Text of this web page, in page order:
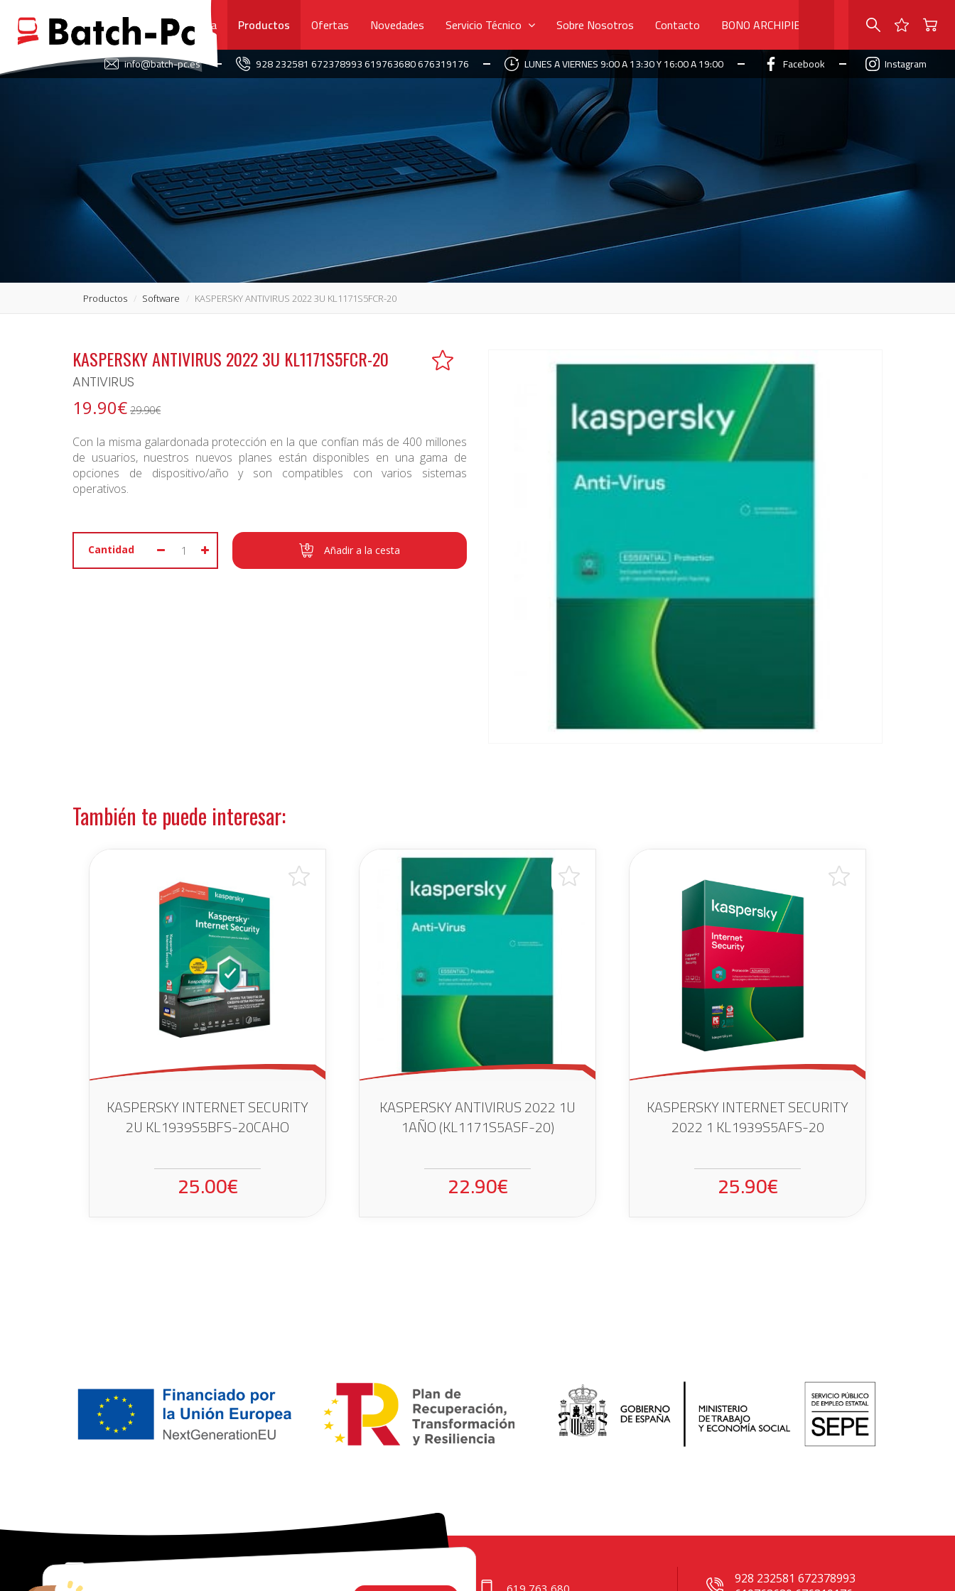
Portada Productos Ofertas Novedades Servicio Técnico Sobre Nosotros Contacto BONO ARCHIPIELAGO
info@batch-pc.es 928 232581 672378993 619763680 676319176 LUNES A VIERNES 9:00 A 13:30 Y 16:00 A 19:00 Facebook Instagram
Productos Software KASPERSKY ANTIVIRUS 2022 3U KL1171S5FCR-20
KASPERSKY ANTIVIRUS 2022 3U KL1171S5FCR-20
ANTIVIRUS
19.90€ 29.90€
Con la misma galardonada protección en la que confían más de 400 millones
de usuarios, nuestros nuevos planes están disponibles en una gama de
opciones de dispositivo/año y son compatibles con varios sistemas
operativos.
Cantidad Añadir a la cesta
También te puede interesar:
KASPERSKY INTERNET SECURITY
2U KL1939S5BFS-20CAHO
25.00€
KASPERSKY ANTIVIRUS 2022 1U
1AÑO (KL1171S5ASF-20)
22.90€
KASPERSKY INTERNET SECURITY
2022 1 KL1939S5AFS-20
25.90€
619 763 680
928 232581 672378993
FAVORITOS